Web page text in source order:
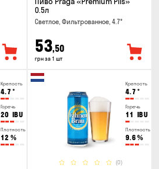
0.5л
Светлое, Фильтрованное, 4.7°
53,50
грн за 1 шт
Крепость
4.7 °
Горечь
20 IBU
Плотность
12 %
Крепость
4.7 °
Горечь
11 IBU
Плотность
9.6 %
(0)